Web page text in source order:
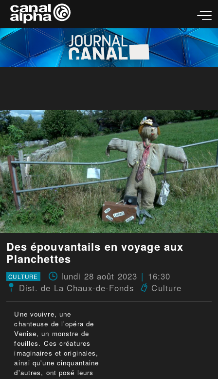
Des épouvantails en voyage aux
Planchettes
CULTURE lundi 28 août 2023
16:30
Dist. de La Chaux-de-Fonds
Culture
Une vouivre, une
chanteuse de l'opéra de
Venise, un monstre de
feuilles. Ces créatures
imaginaires et originales,
ainsi qu'une cinquantaine
d'autres, ont posé leurs